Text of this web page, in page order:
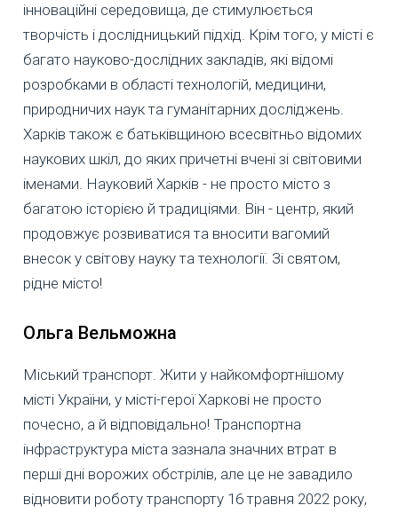
інноваційні середовища, де стимулюється
творчість і дослідницький підхід. Крім того, у місті є
багато науково-дослідних закладів, які відомі
розробками в області технологій, медицини,
природничих наук та гуманітарних досліджень.
Харків також є батьківщиною всесвітньо відомих
наукових шкіл, до яких причетні вчені зі світовими
іменами. Науковий Харків - не просто місто з
багатою історією й традиціями. Він - центр, який
продовжує розвиватися та вносити вагомий
внесок у світову науку та технології. Зі святом,
рідне місто!
Ольга Вельможна
Міський транспорт. Жити у найкомфортнішому
місті України, у місті-герої Харкові не просто
почесно, а й відповідально! Транспортна
інфраструктура міста зазнала значних втрат в
перші дні ворожих обстрілів, але це не завадило
відновити роботу транспорту 16 травня 2022 року,